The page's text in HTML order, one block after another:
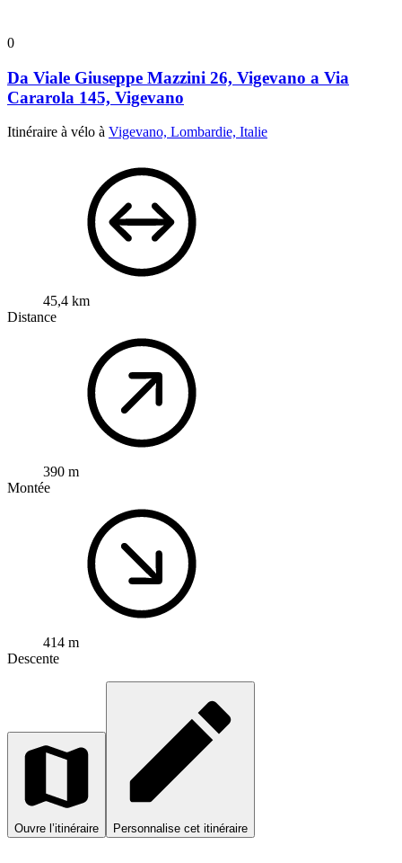
0
Da Viale Giuseppe Mazzini 26, Vigevano a Via
Cararola 145, Vigevano
Itinéraire à vélo à Vigevano, Lombardie, Italie
45,4 km
Distance
390 m
Montée
414 m
Descente
Ouvre l’itinéraire Personnalise cet itinéraire